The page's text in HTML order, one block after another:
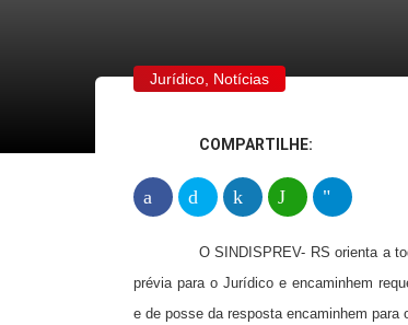
Jurídico Notícias
COMPARTILHE:
O SINDISPREV- RS orienta a
prévia para o Jurídico e encaminhem
e de posse da resposta encaminhem para